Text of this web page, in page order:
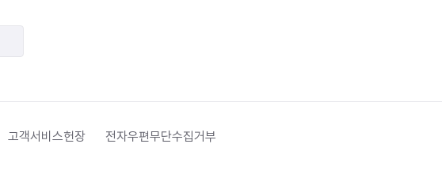
고객서비스헌장
전자우편무단수집거부